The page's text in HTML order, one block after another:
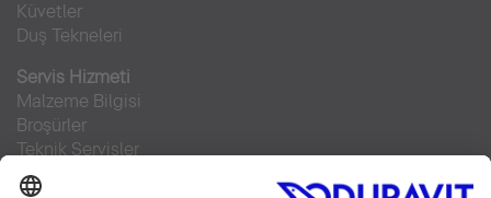
Küvetler
Duş Tekneleri
Servis Hizmeti
Malzeme Bilgisi
Broşürler
Teknik Servisler
Sıkça sorulan sorular